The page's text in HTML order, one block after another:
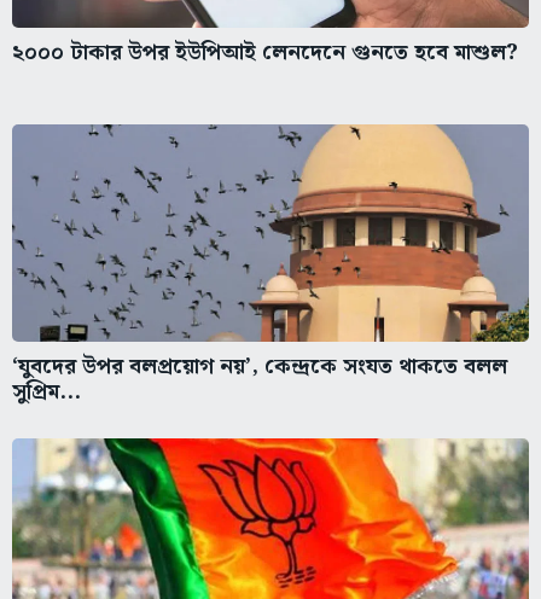
২০০০ টাকার উপর ইউপিআই লেনদেনে গুনতে হবে মাশুল?
‘যুবদের উপর বলপ্রয়োগ নয়’, কেন্দ্রকে সংযত থাকতে বলল
সুপ্রিম...